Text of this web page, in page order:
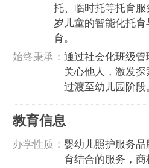
托、临时托等托育
岁儿童的智能化托
育‌。
‌始终秉承‌： 通过社会化班级管
关心他人，激发探
过渡至幼儿园阶段‌
‌教育信息‌
‌办学性质‌： 婴幼儿照护服务
育结合的服务，商